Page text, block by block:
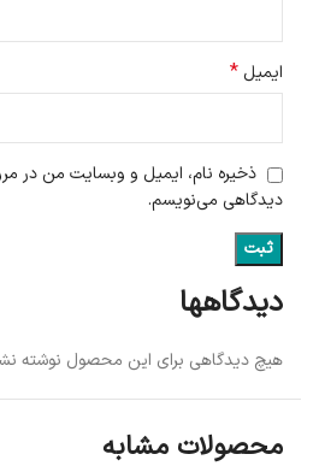
دیدگاهها
هیچ دیدگاهی برای این محصول نوشته
ایمیل*
ذخیره نام، ایمیل و وبسایت من در
دیدگاهی می‌نویسم.
محصولات مشابه